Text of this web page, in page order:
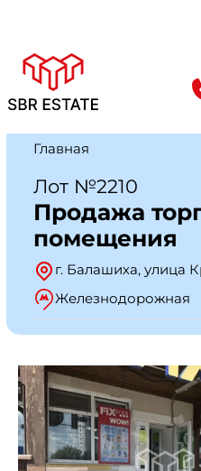
Главная
Лот №2210
Продажа
помещения
г. Балашиха, улица
Железнодорожная